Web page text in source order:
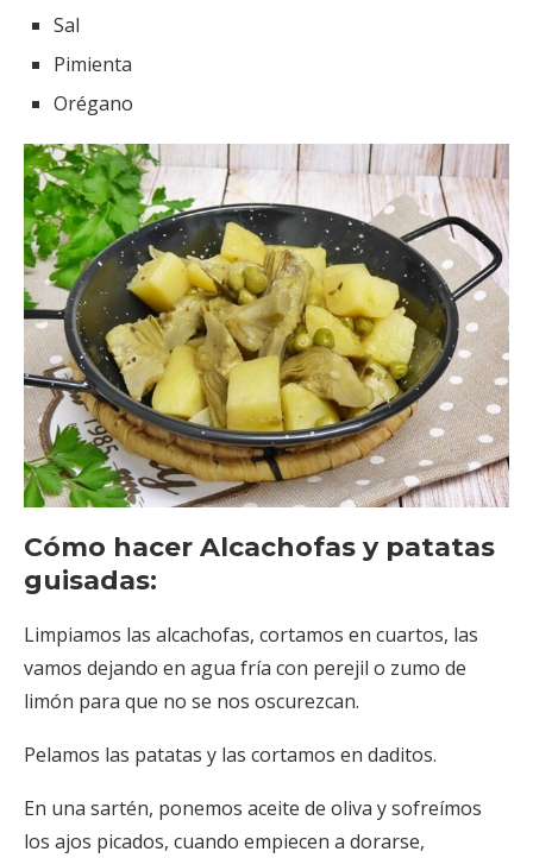
Sal
Pimienta
Orégano
Cómo hacer Alcachofas y patatas
guisadas:
Limpiamos las alcachofas, cortamos en cuartos, las
vamos dejando en agua fría con perejil o zumo de
limón para que no se nos oscurezcan.
Pelamos las patatas y las cortamos en daditos.
En una sartén, ponemos aceite de oliva y sofreímos
los ajos picados, cuando empiecen a dorarse,